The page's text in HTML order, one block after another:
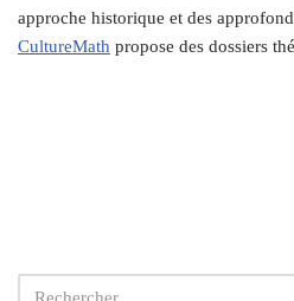
approche historique et des
CultureMath propose des dossiers